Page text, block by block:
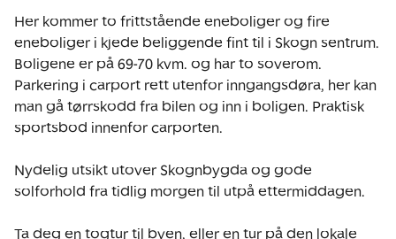
Her kommer to frittstående eneboliger og fire
eneboliger i kjede beliggende fint til i Skogn sentrum.
Boligene er på 69-70 kvm. og har to soverom.
Parkering i carport rett utenfor inngangsdøra, her kan
man gå tørrskodd fra bilen og inn i boligen. Praktisk
sportsbod innenfor carporten.
Nydelig utsikt utover Skognbygda og gode
solforhold fra tidlig morgen til utpå ettermiddagen.
Ta deg en togtur til byen, eller en tur på den lokale